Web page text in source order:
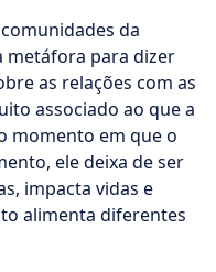
da
metáfora para dizer
as relações com as
associado ao que a
momento em que o
ele deixa de ser
impacta vidas e
alimenta diferentes